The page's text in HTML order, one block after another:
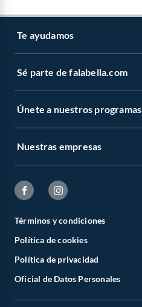
Te ayudamos
Sé parte de falabella.com
Únete a nuestros programas
Nuestras empresas
Términos y condiciones
Política de cookies
Política de privacidad
Oficial de Datos Personales